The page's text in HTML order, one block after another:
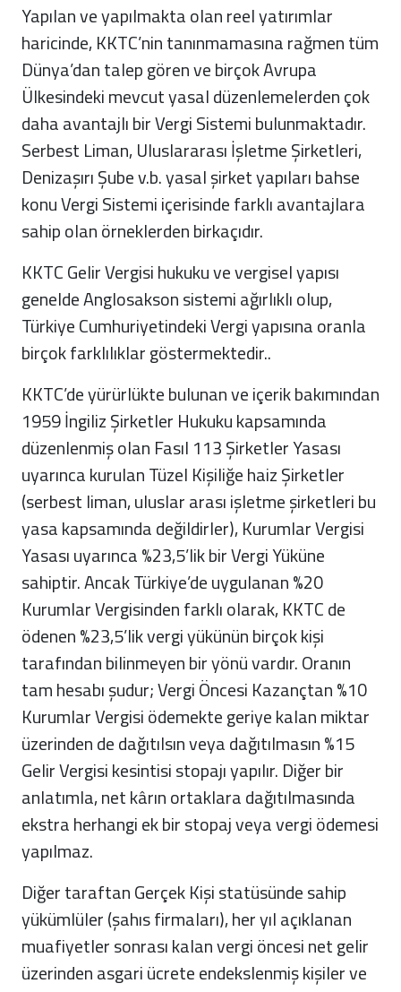
Yapılan ve yapılmakta olan reel yatırımlar
haricinde, KKTC’nin tanınmamasına rağmen tüm
Dünya’dan talep gören ve birçok Avrupa
Ülkesindeki mevcut yasal düzenlemelerden çok
daha avantajlı bir Vergi Sistemi bulunmaktadır.
Serbest Liman, Uluslararası İşletme Şirketleri,
Denizaşırı Şube v.b. yasal şirket yapıları bahse
konu Vergi Sistemi içerisinde farklı avantajlara
sahip olan örneklerden birkaçıdır.
KKTC Gelir Vergisi hukuku ve vergisel yapısı
genelde Anglosakson sistemi ağırlıklı olup,
Türkiye Cumhuriyetindeki Vergi yapısına oranla
birçok farklılıklar göstermektedir..
KKTC’de yürürlükte bulunan ve içerik bakımından
1959 İngiliz Şirketler Hukuku kapsamında
düzenlenmiş olan Fasıl 113 Şirketler Yasası
uyarınca kurulan Tüzel Kişiliğe haiz Şirketler
(serbest liman, uluslar arası işletme şirketleri bu
yasa kapsamında değildirler), Kurumlar Vergisi
Yasası uyarınca %23,5’lik bir Vergi Yüküne
sahiptir. Ancak Türkiye’de uygulanan %20
Kurumlar Vergisinden farklı olarak, KKTC de
ödenen %23,5’lik vergi yükünün birçok kişi
tarafından bilinmeyen bir yönü vardır. Oranın
tam hesabı şudur; Vergi Öncesi Kazançtan %10
Kurumlar Vergisi ödemekte geriye kalan miktar
üzerinden de dağıtılsın veya dağıtılmasın %15
Gelir Vergisi kesintisi stopajı yapılır. Diğer bir
anlatımla, net kârın ortaklara dağıtılmasında
ekstra herhangi ek bir stopaj veya vergi ödemesi
yapılmaz.
Diğer taraftan Gerçek Kişi statüsünde sahip
yükümlüler (şahıs firmaları), her yıl açıklanan
muafiyetler sonrası kalan vergi öncesi net gelir
üzerinden asgari ücrete endekslenmiş kişiler ve